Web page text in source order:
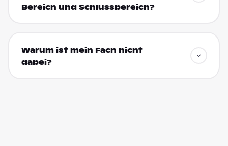
Bereich und Schlussbereich?
Warum ist mein Fach nicht
dabei?